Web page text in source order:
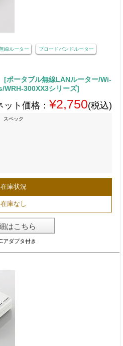
線ルーター ブロードバンドルーター
[ポータブル無線LANルーター/Wi-
WRH-300XX3シリーズ]
ット価格： ¥2,750(税込)
スペック
在庫状況
在庫なし
はこちら
アダプタ付き